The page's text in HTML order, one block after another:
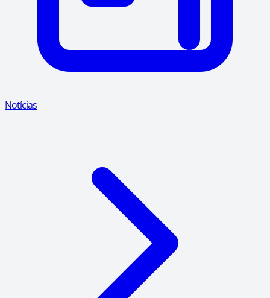
Notícias